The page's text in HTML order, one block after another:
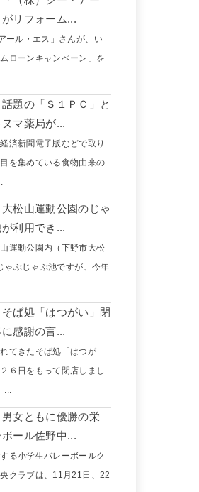
リフォーム...
ール・エス」さんが、い
ローンキャンペーン」を
話題の「Ｓ１ＰＣ」と
マ薬局が...
済新聞電子版などで取り
目を集めている食物由来の
大松山運動公園のじゃ
利用でき...
運動公園内（下野市大松
ゃぶじゃぶ池ですが、今年
そば処「はつがい」閉
感謝の言...
てきたそば処「はつが
６日をもって閉店しまし
男女ともに優勝の栄
ール佐野中...
る小学生バレーボールク
クラブは、11月21日、22